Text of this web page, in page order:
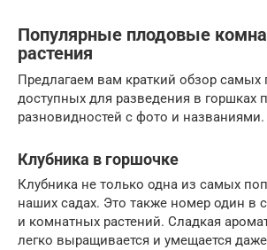
Популярные плодовые
растения
Предлагаем вам краткий обзор самых
доступных для разведения в горшках
разновидностей с фото и названиями.
Клубника в горшочке
Клубника не только одна из самых
наших садах. Это также номер один в
и комнатных растений. Сладкая
легко выращивается и умещается